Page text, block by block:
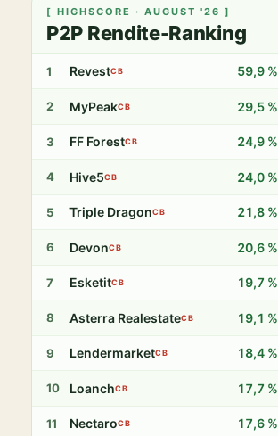
[ HIGHSCORE · AUGUST '26 ]
P2P Rendite-Ranking
1 RevestCB 59,9 %
2 MyPeakCB 29,5 %
3 FF ForestCB 24,9 %
4 Hive5CB 24,0 %
5 Triple DragonCB 21,8 %
6 DevonCB 20,6 %
7 EsketitCB 19,7 %
8 Asterra RealestateCB 19,1 %
9 LendermarketCB 18,4 %
10 LoanchCB 17,7 %
11 NectaroCB 17,6 %